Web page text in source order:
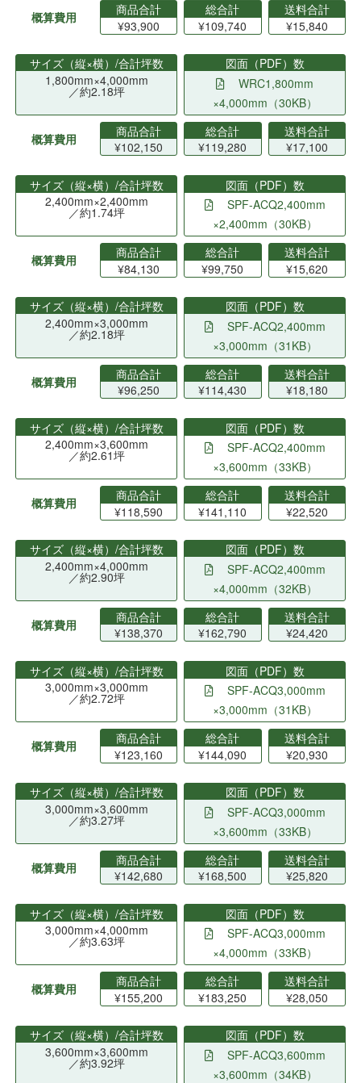
概算費用
商品合計
¥93,900
総合計
¥109,740
送料合計
¥15,840
サイズ（縦×横）/合計坪数
1,800mm×4,000mm
／約2.18坪
図面（PDF）数
WRC1,800mm
×4,000mm（30KB）
概算費用
商品合計
¥102,150
総合計
¥119,280
送料合計
¥17,100
サイズ（縦×横）/合計坪数
2,400mm×2,400mm
／約1.74坪
図面（PDF）数
SPF-ACQ2,400mm
×2,400mm（30KB）
概算費用
商品合計
¥84,130
総合計
¥99,750
送料合計
¥15,620
サイズ（縦×横）/合計坪数
2,400mm×3,000mm
／約2.18坪
図面（PDF）数
SPF-ACQ2,400mm
×3,000mm（31KB）
概算費用
商品合計
¥96,250
総合計
¥114,430
送料合計
¥18,180
サイズ（縦×横）/合計坪数
2,400mm×3,600mm
／約2.61坪
図面（PDF）数
SPF-ACQ2,400mm
×3,600mm（33KB）
概算費用
商品合計
¥118,590
総合計
¥141,110
送料合計
¥22,520
サイズ（縦×横）/合計坪数
2,400mm×4,000mm
／約2.90坪
図面（PDF）数
SPF-ACQ2,400mm
×4,000mm（32KB）
概算費用
商品合計
¥138,370
総合計
¥162,790
送料合計
¥24,420
サイズ（縦×横）/合計坪数
3,000mm×3,000mm
／約2.72坪
図面（PDF）数
SPF-ACQ3,000mm
×3,000mm（31KB）
概算費用
商品合計
¥123,160
総合計
¥144,090
送料合計
¥20,930
サイズ（縦×横）/合計坪数
3,000mm×3,600mm
／約3.27坪
図面（PDF）数
SPF-ACQ3,000mm
×3,600mm（33KB）
概算費用
商品合計
¥142,680
総合計
¥168,500
送料合計
¥25,820
サイズ（縦×横）/合計坪数
3,000mm×4,000mm
／約3.63坪
図面（PDF）数
SPF-ACQ3,000mm
×4,000mm（33KB）
概算費用
商品合計
¥155,200
総合計
¥183,250
送料合計
¥28,050
サイズ（縦×横）/合計坪数
3,600mm×3,600mm
／約3.92坪
図面（PDF）数
SPF-ACQ3,600mm
×3,600mm（34KB）